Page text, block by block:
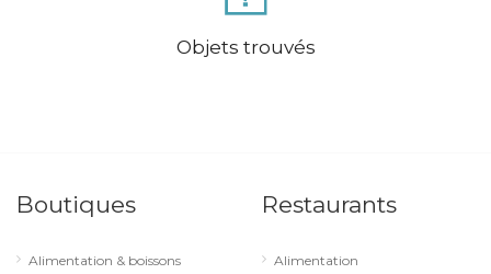
Objets trouvés
Boutiques
Alimentation & boissons
Restaurants
Alimentation